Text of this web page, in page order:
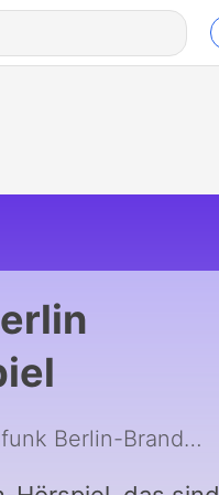
Rundfunk Berlin-Brandenburg